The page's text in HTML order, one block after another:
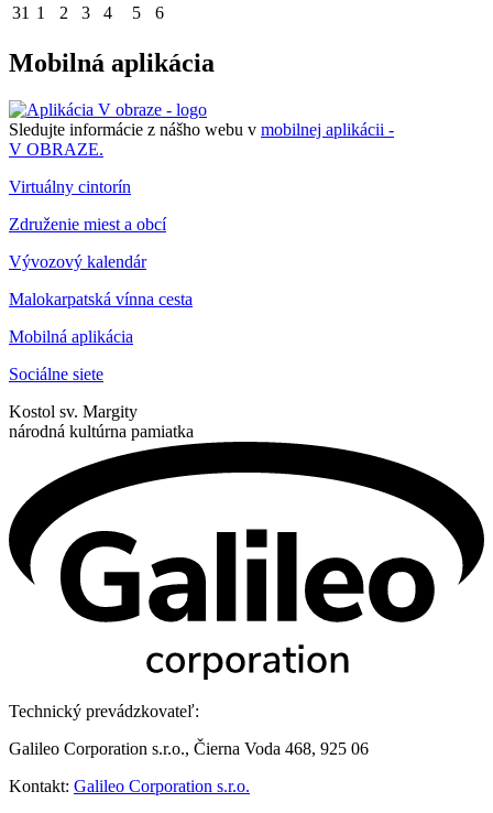
31 1 2 3 4 5 6
Mobilná aplikácia
Sledujte informácie z nášho webu v mobilnej aplikácii -
V OBRAZE.
Virtuálny cintorín
Združenie miest a obcí
Vývozový kalendár
Malokarpatská vínna cesta
Mobilná aplikácia
Sociálne siete
Kostol sv. Margity
národná kultúrna pamiatka
Technický prevádzkovateľ:
Galileo Corporation s.r.o., Čierna Voda 468, 925 06
Kontakt: Galileo Corporation s.r.o.